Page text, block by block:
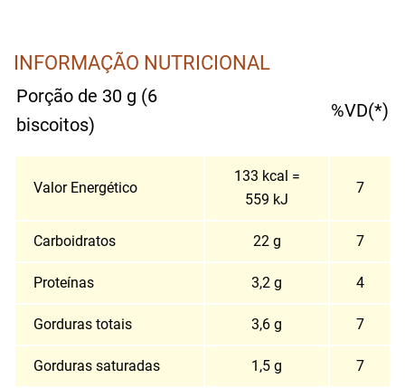
INFORMAÇÃO NUTRICIONAL
Porção de 30 g (6
biscoitos)
%VD(*)
Valor Energético
133 kcal =
559 kJ
7
Carboidratos 22 g 7
Proteínas 3,2 g 4
Gorduras totais 3,6 g 7
Gorduras saturadas 1,5 g 7